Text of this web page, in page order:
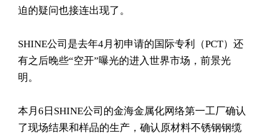
迫的疑问也接连出现了。
SHINE公司是去年4月初申请的国际专利（PCT）还
有之后晚些“空开”曝光的进入世界市场，前景光
明。
本月6日SHINE公司的金海金属化网络第一工厂确认
了现场结果和样品的生产，确认原材料不锈钢钢缆